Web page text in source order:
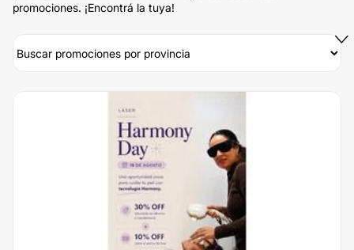
promociones. ¡Encontrá la tuya!